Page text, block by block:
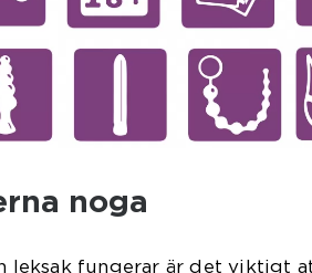
noga
leksak fungerar är det viktigt